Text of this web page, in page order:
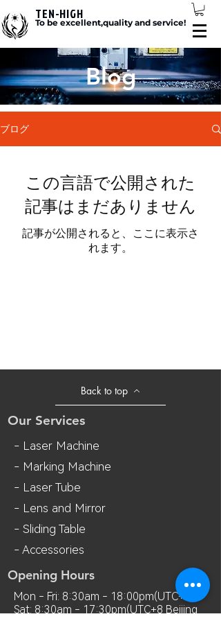
TEN-HIGH
To be excellent,quality and service!
Blog
ブログ
この言語で公開された
記事はまだありません
記事が公開されると、ここに表示さ
れます。
Back to top
Our Services
- Laser Machine
- Marking Machine
- Laser Tube
- Lens and Mirror
- Sliding Table
- Accessories
Opening Hours
Mon - Fri: 8:30am - 18:00pm(UTC+8)
Sat: 8:30am - 17:30pm(UTC+8 Beijing